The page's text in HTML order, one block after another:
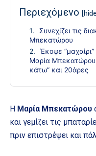
Περιεχόμενο
Συνεχίζει τις
Μπεκατώρου
Έκοψε
Μαρία Μπεκατώρου
κάτω” και 20άρες
Η Μαρία Μπεκατώρου
και γεμίζει τις
πριν επιστρέψει και